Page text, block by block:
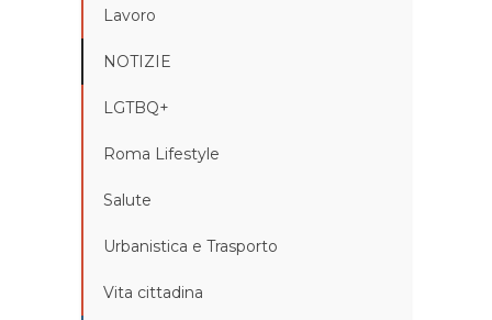
Lavoro
NOTIZIE
LGTBQ+
Roma Lifestyle
Salute
Urbanistica e Trasporto
Vita cittadina